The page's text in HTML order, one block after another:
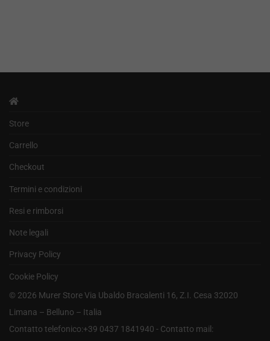
Store
Carrello
Checkout
Termini e condizioni
Resi e rimborsi
Note legali
Privacy Policy
Cookie Policy
© 2026 Murer Store Via Ubaldo Bracalenti 16, Z.I. Cesa 32020
Limana – Belluno – Italia
Contatto telefonico:+39 0437 1841940 - Contatto mail: